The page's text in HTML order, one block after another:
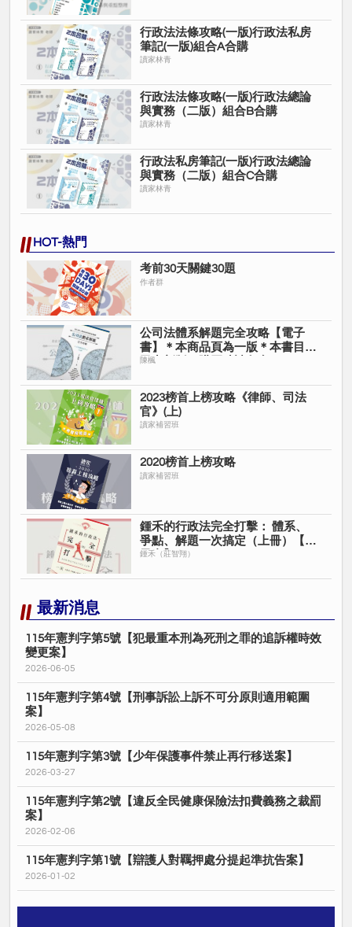
行政法法條攻略(一版)行政法私房
筆記(一版)組合A合購
讀家林青
行政法法條攻略(一版)行政法總論
與實務（二版）組合B合購
讀家林青
行政法私房筆記(一版)行政法總論
與實務（二版）組合C合購
讀家林青
HOT-熱門
考前30天關鍵30題
作者群
公司法體系解題完全攻略【電子
書】＊本商品頁為一版＊本書目前
已出新版＊購買時請留意＊
陳楓
2023榜首上榜攻略《律師、司法
官》(上)
讀家補習班
2020榜首上榜攻略
讀家補習班
鍾禾的行政法完全打擊： 體系、
爭點、解題一次搞定（上冊）【電
子書】
鍾禾（莊智翔）
最新消息
115年憲判字第5號【犯最重本刑為死刑之罪的追訴權時效
變更案】
2026-06-05
115年憲判字第4號【刑事訴訟上訴不可分原則適用範圍
案】
2026-05-08
115年憲判字第3號【少年保護事件禁止再行移送案】
2026-03-27
115年憲判字第2號【違反全民健康保險法扣費義務之裁罰
案】
2026-02-06
115年憲判字第1號【辯護人對羈押處分提起準抗告案】
2026-01-02